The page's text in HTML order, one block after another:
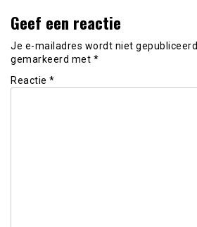
Geef een reactie
Je e-mailadres wordt niet gepubliceerd.
gemarkeerd met *
Reactie *